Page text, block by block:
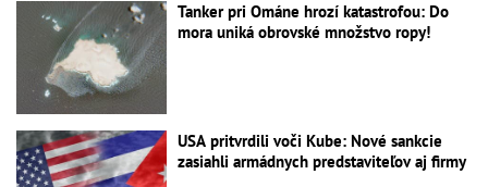
Tanker pri Ománe hrozí katastrofou: Do
mora uniká obrovské množstvo ropy!
USA pritvrdili voči Kube: Nové sankcie
zasiahli armádnych predstaviteľov aj firmy